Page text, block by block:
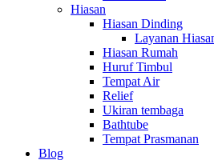
Hiasan
Hiasan Dinding
Layanan
Hiasan Rumah
Huruf Timbul
Tempat Air
Relief
Ukiran tembaga
Bathtube
Tempat Prasmanan
Blog